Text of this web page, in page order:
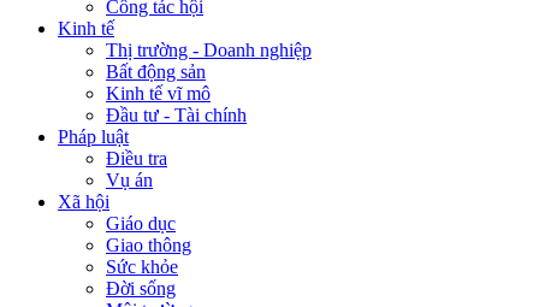
Công tác hội
Kinh tế
Thị trường - Doanh nghiệp
Bất động sản
Kinh tế vĩ mô
Đầu tư - Tài chính
Pháp luật
Điều tra
Vụ án
Xã hội
Giáo dục
Giao thông
Sức khỏe
Đời sống